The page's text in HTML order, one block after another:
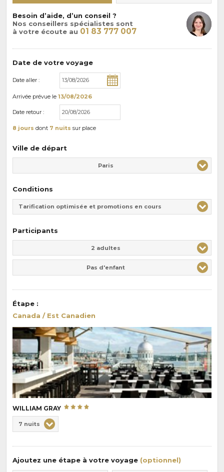
Besoin d’aide, d’un conseil ?
Nos conseillers spécialistes sont
à votre écoute au 01 83 777 007
Date de votre voyage
Date aller :
Arrivée prévue le 13/08/2026
Date retour :
8 jours dont 7 nuits sur place
Ville de départ
Paris
Conditions
Tarification optimisée et promotions en cours
Participants
2 adultes
Pas d'enfant
Étape :
Canada / Est Canadien
WILLIAM GRAY
de
pension
7 nuits
Ajoutez une étape à votre voyage (optionnel)